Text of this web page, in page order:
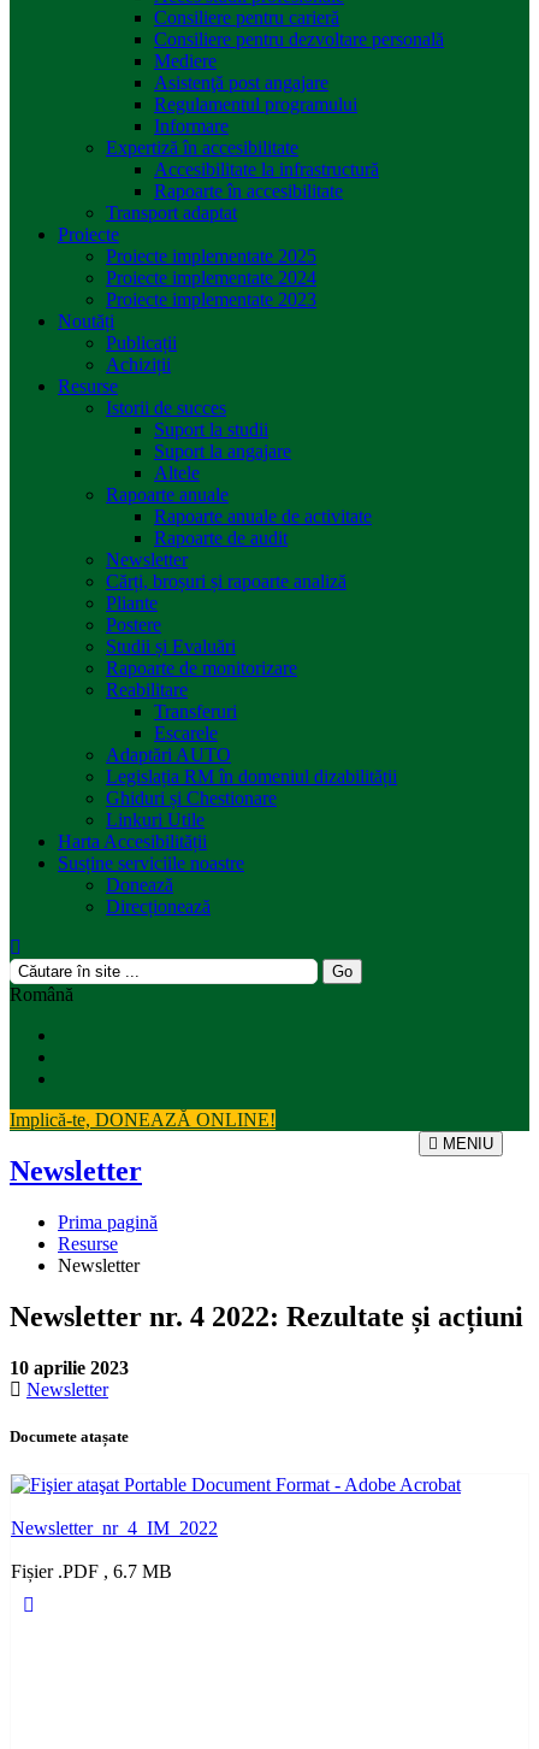
Consiliere pentru carieră
Consiliere pentru dezvoltare personală
Mediere
Asistenţă post angajare
Regulamentul programului
Informare
Expertiză în accesibilitate
Accesibilitate la infrastructură
Rapoarte în accesibilitate
Transport adaptat
Proiecte
Proiecte implementate 2025
Proiecte implementate 2024
Proiecte implementate 2023
Noutăți
Publicații
Achiziții
Resurse
Istorii de succes
Suport la studii
Suport la angajare
Altele
Rapoarte anuale
Rapoarte anuale de activitate
Rapoarte de audit
Newsletter
Cărți, broșuri și rapoarte analiză
Pliante
Postere
Studii și Evaluări
Rapoarte de monitorizare
Reabilitare
Transferuri
Escarele
Adaptări AUTO
Legislația RM în domeniul dizabilității
Ghiduri și Chestionare
Linkuri Utile
Harta Accesibilității
Susține serviciile noastre
Donează
Direcționează
Română
Implică-te, DONEAZĂ ONLINE!
MENIU
Newsletter
Prima pagină
Resurse
Newsletter
Newsletter nr. 4 2022: Rezultate și acțiuni
10 aprilie 2023
Newsletter
Documete atașate
Newsletter_nr_4_IM_2022
Fișier .PDF , 6.7 MB